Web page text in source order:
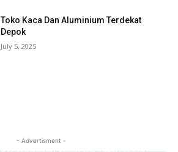
Toko Kaca Dan Aluminium Terdekat
Depok
July 5, 2025
- Advertisment -